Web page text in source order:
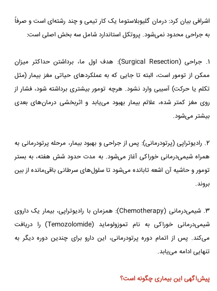
اشرافی بیان کرد: درمان گلیوبلاستوما یک کار تیمی و چند رشته‌ای است و صرفاً
به جراحی محدود نمی‌شود. پروتکل استاندارد شامل سه بخش اصلی است:
1. جراحی (Surgical Resection): هدف اول ما، برداشتن حداکثر میزان
ممکن از تومور است، البته تا جایی که به عملکردهای حیاتی مغز بیمار (مثل
تکلم یا حرکت) آسیبی وارد نشود. هرچه تومور بیشتری برداشته شود، فشار از
روی مغز کمتر شده، علائم بیمار بهبود می‌یابد و اثربخشی درمان‌های بعدی
بیشتر می‌شود.
2. رادیوتراپی (پرتودرمانی): پس از جراحی و بهبود بیمار، مرحله پرتودرمانی به
همراه شیمی‌درمانی خوراکی آغاز می‌شود. به مدت حدود شش هفته، به بستر
تومور و حاشیه آن اشعه تابانده می‌شود تا سلول‌های سرطانی باقی‌مانده از بین
بروند.
3. شیمی‌درمانی (Chemotherapy): همزمان با رادیوتراپی، بیمار یک داروی
شیمی‌درمانی خوراکی به نام تموزولوماید (Temozolomide) را دریافت
می‌کند. پس از اتمام دوره پرتودرمانی، این دارو برای چندین دوره دیگر به
تنهایی ادامه می‌یابد.
پیش‌آگهی این بیماری چگونه است؟